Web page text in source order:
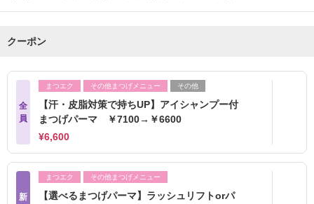
クーポン
全
員
まつエク その他まつげメニュー その他
【汗・皮脂対策で持ちUP】アイシャンプー付
まつげパーマ ￥7100→￥6600
¥6,600
新
まつエク その他まつげメニュー
【選べるまつげパーマ】ラッシュリフトorパ